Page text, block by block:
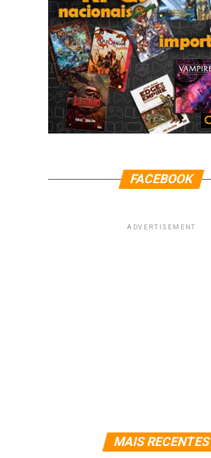
FACEBOOK
ADVERTISEMENT
MAIS RECENTES